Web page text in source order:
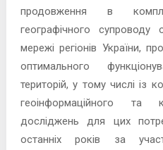
продовження в
географічного супроводу
мережі регіонів України,
оптимального
територій, у тому числі із
геоінформаційного та
досліджень для цих
останніх років за